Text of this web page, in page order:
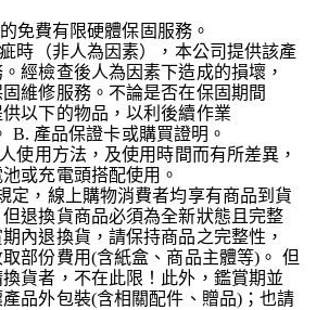
免費有限硬體保固服務。
時（非人為因素），本公司提供該產
經檢查後人為因素下造成的損壞，
維修服務。不論是否在保固期間
以下的物品，以利後續作業
B. 產品保證卡或購買證明。
使用方法，及使用時間而有所差異，
或充電頭搭配使用。
定，線上購物消費者均享有商品到貨
退換貨商品必須為全新狀態且完整
內退換貨，請保持商品之完整性，
部份費用(含紙盒、商品主體等)。 但
貨者，不在此限！此外，鑑賞期並
品外包裝(含相關配件、贈品)；也請